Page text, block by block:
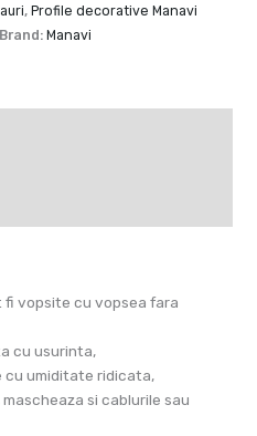
, Profile decorative Manavi
Brand: Manavi
vopsite cu vopsea fara
cu usurinta,
cu umiditate ridicata,
si cablurile sau